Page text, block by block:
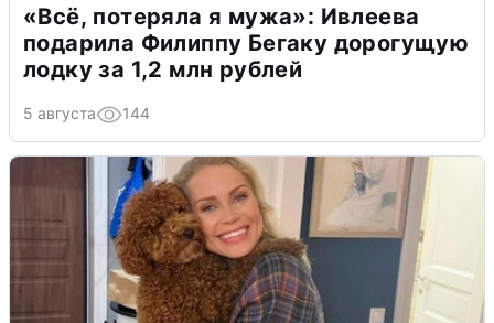
«Всё, потеряла я мужа»: Ивлеева
подарила Филиппу Бегаку дорогущую
лодку за 1,2 млн рублей
5 августа 144